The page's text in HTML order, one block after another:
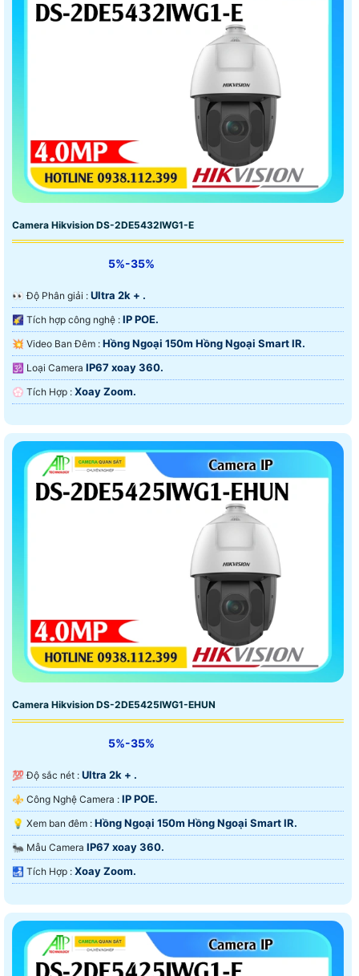
Camera Hikvision DS-2DE5432IWG1-E
5%-35%
️👀 Độ Phân giải : Ultra 2k + .
🌠 Tích hợp công nghệ : IP POE.
💥 Video Ban Đêm : Hồng Ngoại 150m Hồng Ngoại Smart IR.
🕉️ Loại Camera IP67 xoay 360.
️💮 Tích Hợp : Xoay Zoom.
Camera Hikvision DS-2DE5425IWG1-EHUN
5%-35%
💯 Độ sắc nét : Ultra 2k + .
⚜️ Công Nghệ Camera : IP POE.
💡 Xem ban đêm : Hồng Ngoại 150m Hồng Ngoại Smart IR.
🐜 Mẫu Camera IP67 xoay 360.
️🛃 Tích Hợp : Xoay Zoom.